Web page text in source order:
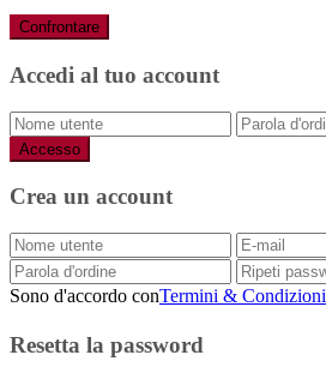
Confrontare
Accedi al tuo account
Accesso
Crea un account
Sono d'accordo conTermini & Condizioni
Resetta la password